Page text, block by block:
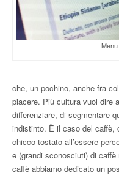
Menu
che, un pochino, anche fra
piacere. Più cultura vuol dire
differenziare, di segmentare
indistinto. È il caso del caffè,
chicco tostato all’essere
e (grandi sconosciuti) di
caffè abbiamo dedicato un